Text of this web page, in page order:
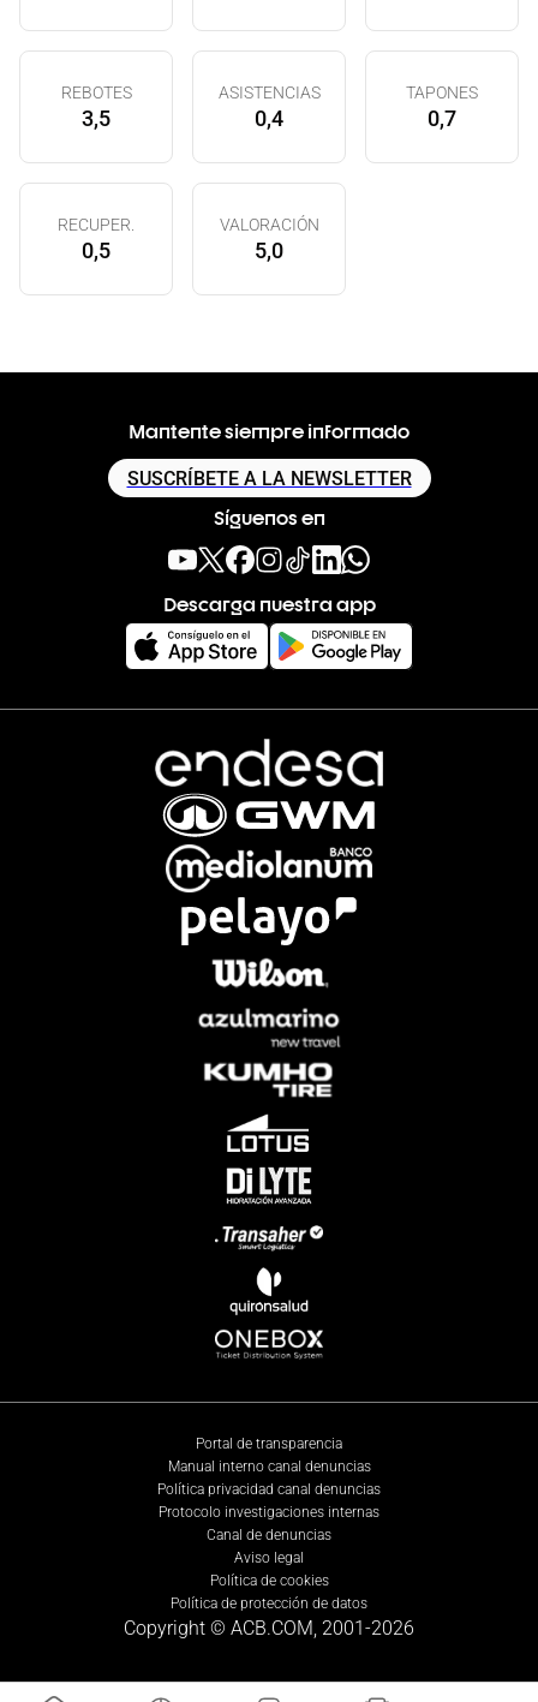
REBOTES
3,5
ASISTENCIAS
0,4
TAPONES
0,7
RECUPER.
0,5
VALORACIÓN
5,0
Mantente siempre informado
SUSCRÍBETE A LA NEWSLETTER
Síguenos en
Descarga nuestra app
Portal de transparencia
Manual interno canal denuncias
Política privacidad canal denuncias
Protocolo investigaciones internas
Canal de denuncias
Aviso legal
Política de cookies
Política de protección de datos
Copyright © ACB.COM, 2001-2026